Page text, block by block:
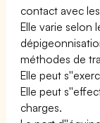
contact avec
Elle varie selon
méthodes de
Elle peut
Elle peut
charges.